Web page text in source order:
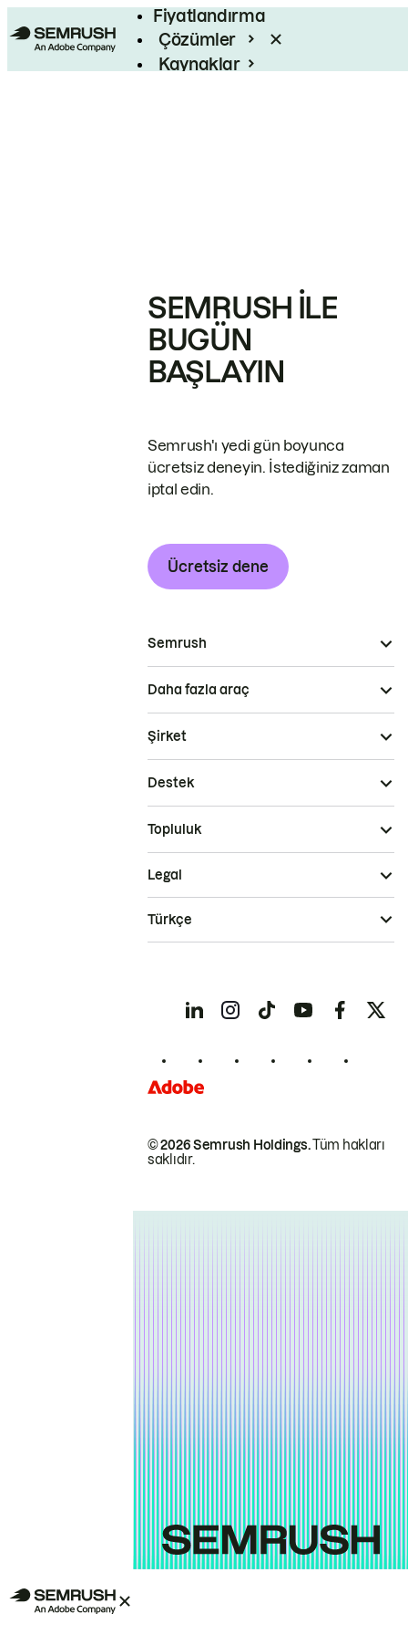
Fiyatlandırma
Çözümler
Kaynaklar
SEMRUSH ILE
BUGÜN
BAŞLAYIN
Semrush'ı yedi gün boyunca
ücretsiz deneyin. İstediğiniz zaman
iptal edin.
Ücretsiz dene
Semrush
Daha fazla araç
Şirket
Destek
Topluluk
© 2026 Semrush Holdings.Tüm hakları
saklıdır.
Legal
Türkçe